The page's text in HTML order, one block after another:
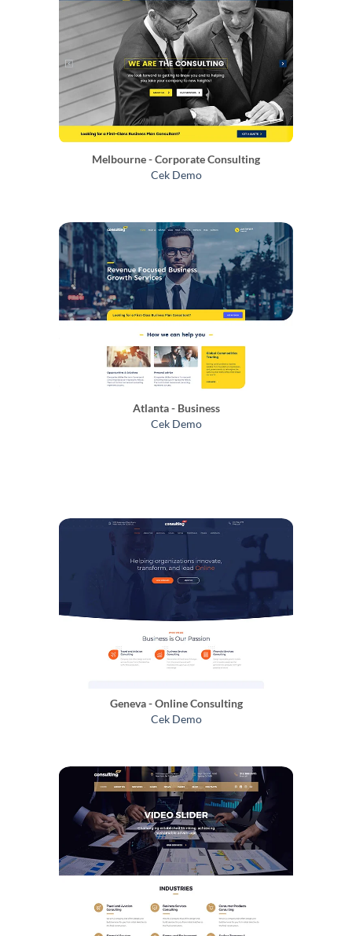
Melbourne - Corporate Consulting
Cek Demo
Atlanta - Business
Cek Demo
Geneva - Online Consulting
Cek Demo